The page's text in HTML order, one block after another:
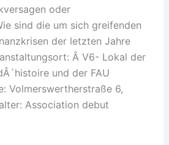
oder
sind die um sich greifenden
der letzten Jahre
Â V6- Lokal der
und der FAU
Volmerswertherstraße 6,
Association debut